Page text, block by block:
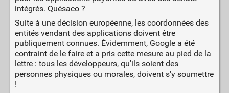
intégrés. Quésaco ?
Suite à une décision européenne, les coordonnées des
entités vendant des applications doivent être
publiquement connues. Évidemment, Google a été
contraint de le faire et a pris cette mesure au pied de la
lettre : tous les développeurs, qu'ils soient des
personnes physiques ou morales, doivent s'y soumettre
!